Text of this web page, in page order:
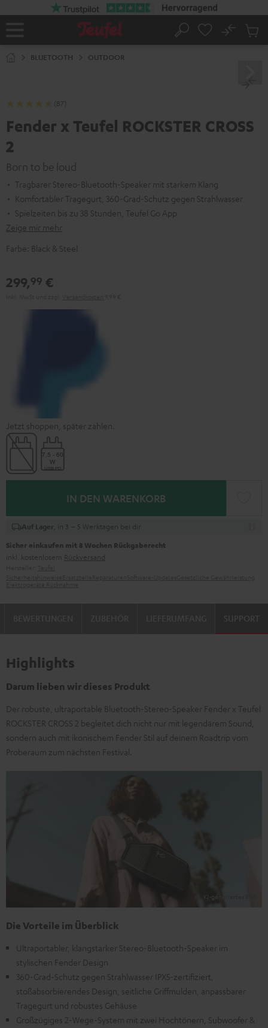
Startseite
Suche
No
BLUETOOTH OUTDOOR
(87)
Fender x Teufel ROCKSTER CROSS
2
Born to be loud
Tragbarer Stereo-Bluetooth-Speaker mit starkem Klang
Komfortabler Tragegurt, 360-Grad-Schutz gegen Strahlwasser
Spielzeiten bis zu 38 Stunden, Teufel Go App
Zeige mir mehr
Farbe: Black & Steel
299,99 €
Jetzt shoppen, später zahlen.
IN DEN WARENKORB
Auf Lager , in 3 – 5 Werktagen bei dir
Sicher einkaufen mit 8 Wochen Rückgaberecht
inkl. kostenlosem Rückversand
SUPPORT
Highlights
Darum lieben wir dieses Produkt
Der robuste, ultraportable Bluetooth-Stereo-Speaker Fender x Teufel
ROCKSTER CROSS 2 begleitet dich nicht nur mit legendärem Sound,
sondern auch mit ikonischem Fender Stil auf deinem Roadtrip vom
Proberaum zum nächsten Festival.
Die Vorteile im Überblick
Ultraportabler, klangstarker Stereo-Bluetooth-Speaker im
stylischen Fender Design
360-Grad-Schutz gegen Strahlwasser IPX5-zertifiziert,
stoßabsorbierendes Design, seitliche Griffmulden, anpassbarer
Tragegurt und robustes Gehäuse
Großzügiges 2-Wege-System mit zwei Hochtönern, Subwoofer &